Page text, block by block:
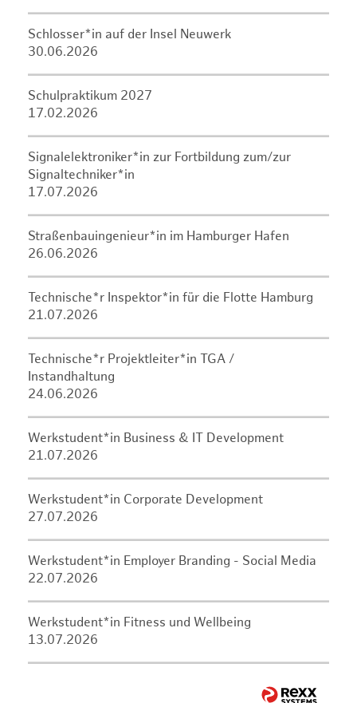
Schlosser*in auf der Insel Neuwerk
30.06.2026
Schulpraktikum 2027
17.02.2026
Signalelektroniker*in zur Fortbildung zum/zur
Signaltechniker*in
17.07.2026
Straßenbauingenieur*in im Hamburger Hafen
26.06.2026
Technische*r Inspektor*in für die Flotte Hamburg
21.07.2026
Technische*r Projektleiter*in TGA /
Instandhaltung
24.06.2026
Werkstudent*in Business & IT Development
21.07.2026
Werkstudent*in Corporate Development
27.07.2026
Werkstudent*in Employer Branding - Social Media
22.07.2026
Werkstudent*in Fitness und Wellbeing
13.07.2026